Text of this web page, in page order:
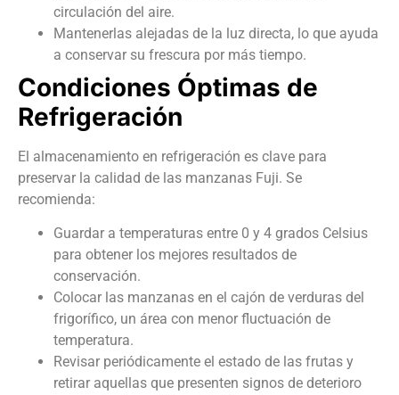
circulación del aire.
Mantenerlas alejadas de la luz directa, lo que ayuda
a conservar su frescura por más tiempo.
Condiciones Óptimas de
Refrigeración
El almacenamiento en refrigeración es clave para
preservar la calidad de las manzanas Fuji. Se
recomienda:
Guardar a temperaturas entre 0 y 4 grados Celsius
para obtener los mejores resultados de
conservación.
Colocar las manzanas en el cajón de verduras del
frigorífico, un área con menor fluctuación de
temperatura.
Revisar periódicamente el estado de las frutas y
retirar aquellas que presenten signos de deterioro